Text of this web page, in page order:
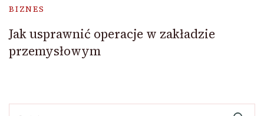
BIZNES
Jak usprawnić operacje w zakładzie
przemysłowym